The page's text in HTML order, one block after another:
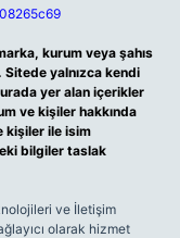
kurum veya şahıs
yalnızca kendi
yer alan içerikler
ve kişiler hakkında
kişiler ile isim
bilgiler taslak
ve İletişim
olarak hizmet